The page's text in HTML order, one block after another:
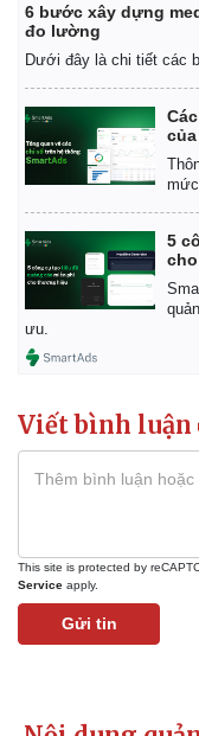
6 bước xây dựng
đo lường
Dưới đây là chi tiết các
5
ưu.
Viết bình luận
This site is protected by
Service apply.
Gửi tin